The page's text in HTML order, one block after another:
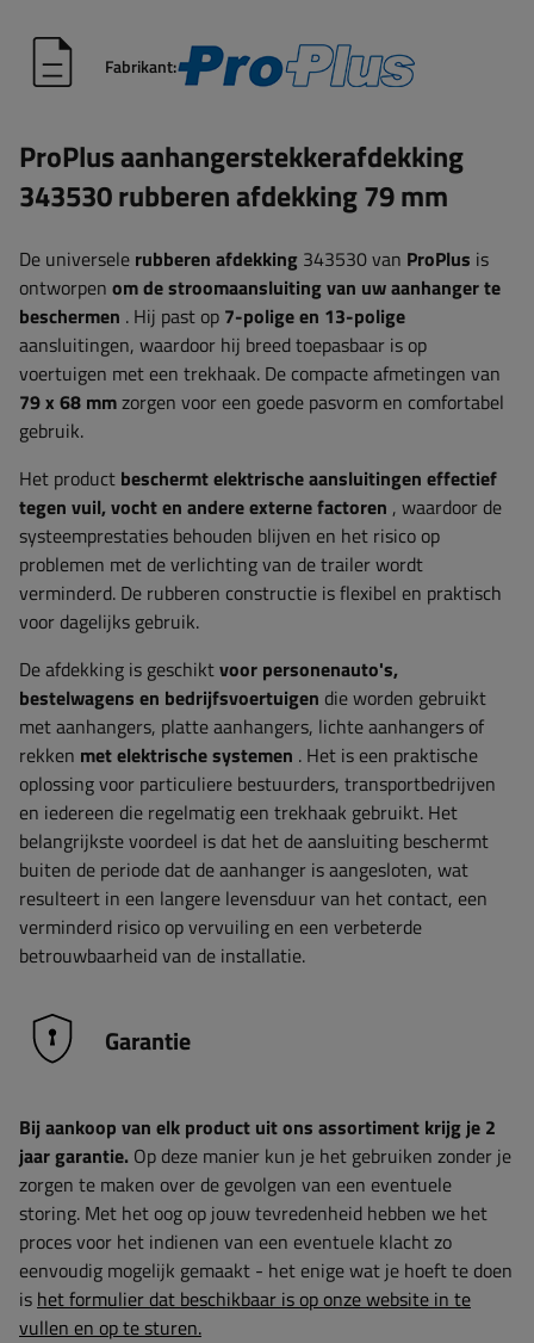
Fabrikant:
ProPlus aanhangerstekkerafdekking
343530 rubberen afdekking 79 mm
De universele rubberen afdekking 343530 van ProPlus is
ontworpen om de stroomaansluiting van uw aanhanger te
beschermen . Hij past op 7-polige en 13-polige
aansluitingen, waardoor hij breed toepasbaar is op
voertuigen met een trekhaak. De compacte afmetingen van
79 x 68 mmzorgen voor een goede pasvorm en comfortabel
gebruik.
Het product beschermt elektrische aansluitingen effectief
tegen vuil, vocht en andere externe factoren , waardoor de
systeemprestaties behouden blijven en het risico op
problemen met de verlichting van de trailer wordt
verminderd. De rubberen constructie is flexibel en praktisch
voor dagelijks gebruik.
De afdekking is geschiktvoor personenauto's,
bestelwagens en bedrijfsvoertuigen die worden gebruikt
met aanhangers, platte aanhangers, lichte aanhangers of
rekken met elektrische systemen . Het is een praktische
oplossing voor particuliere bestuurders, transportbedrijven
en iedereen die regelmatig een trekhaak gebruikt. Het
belangrijkste voordeel is dat het de aansluiting beschermt
buiten de periode dat de aanhanger is aangesloten, wat
resulteert in een langere levensduur van het contact, een
verminderd risico op vervuiling en een verbeterde
betrouwbaarheid van de installatie.
Garantie
Bij aankoop van elk product uit ons assortiment krijg je 2
jaar garantie. Op deze manier kun je het gebruiken zonder je
zorgen te maken over de gevolgen van een eventuele
storing. Met het oog op jouw tevredenheid hebben we het
proces voor het indienen van een eventuele klacht zo
eenvoudig mogelijk gemaakt - het enige wat je hoeft te doen
is het formulier dat beschikbaar is op onze website in te
vullen en op te sturen.